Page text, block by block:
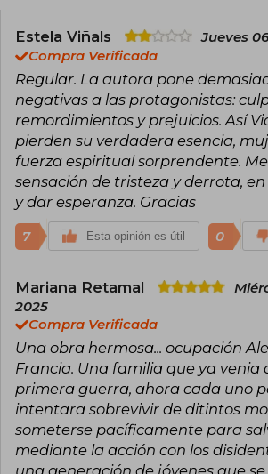
experiencias
protagonistas femeninas
Guerra Mundial hasta la
Además, su obra El baile de
convertido en una exitosa
Estela Viñals
Jueves
Compra Verificada
Regular. La autora pone
negativas a las protagonistas:
remordimientos y prejuicios. Así
pierden su verdadera esencia,
fuerza espiritual sorprendente.
sensación de tristeza y derrota,
y dar esperanza. Gracias
7 Esta opinión es útil 0
Mariana Retamal
2025
Compra Verificada
Una obra hermosa... ocupación
Francia. Una familia que ya venia
primera guerra, ahora cada uno
intentara sobrevivir de ditintos
someterse pacíficamente para
mediante la acción con los
una generación de jóvenes que